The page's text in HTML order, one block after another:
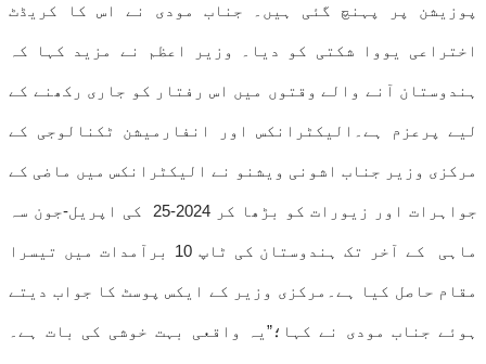
پوزیشن پر پہنچ گئی ہیں۔ جناب مودی نے اس کا کریڈٹ
اختراعی یووا شکتی کو دیا۔ وزیر اعظم نے مزید کہا کہ
ہندوستان آنے والے وقتوں میں اس رفتار کو جاری رکھنے کے
لیے پرعزم ہے۔الیکٹرانکس اور انفارمیشن ٹکنالوجی کے
مرکزی وزیر جناب اشونی ویشنو نے الیکٹرانکس میں ماضی کے
جواہرات اور زیورات کو بڑھا کر 2024-25 کی اپریل-جون سہ
ماہی کے آخر تک ہندوستان کی ٹاپ 10 برآمدات میں تیسرا
مقام حاصل کیا ہے۔مرکزی وزیر کے ایکس پوسٹ کا جواب دیتے
ہوئے جناب مودی نے کہا؛”یہ واقعی بہت خوشی کی بات ہے۔